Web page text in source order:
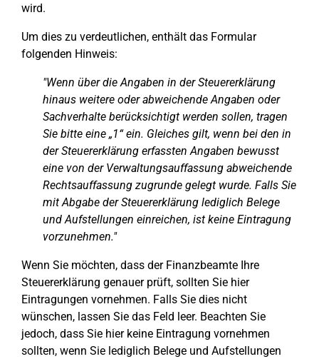
wird.
Um dies zu verdeutlichen, enthält das Formular
folgenden Hinweis:
"Wenn über die Angaben in der Steuererklärung
hinaus weitere oder abweichende Angaben oder
Sachverhalte berücksichtigt werden sollen, tragen
Sie bitte eine „1“ ein. Gleiches gilt, wenn bei den in
der Steuererklärung erfassten Angaben bewusst
eine von der Verwaltungsauffassung abweichende
Rechtsauffassung zugrunde gelegt wurde. Falls Sie
mit Abgabe der Steuererklärung lediglich Belege
und Aufstellungen einreichen, ist keine Eintragung
vorzunehmen."
Wenn Sie möchten, dass der Finanzbeamte Ihre
Steuererklärung genauer prüft, sollten Sie hier
Eintragungen vornehmen. Falls Sie dies nicht
wünschen, lassen Sie das Feld leer. Beachten Sie
jedoch, dass Sie hier keine Eintragung vornehmen
sollten, wenn Sie lediglich Belege und Aufstellungen